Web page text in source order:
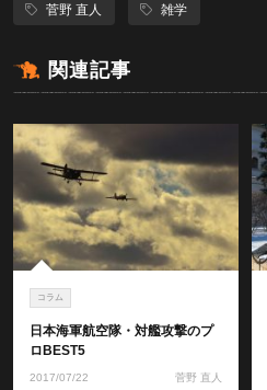
菅野 直人 雑学
関連記事
コラム
日本海軍航空隊・対艦攻撃のプ
ロBEST5
2017/07/22 菅野 直人